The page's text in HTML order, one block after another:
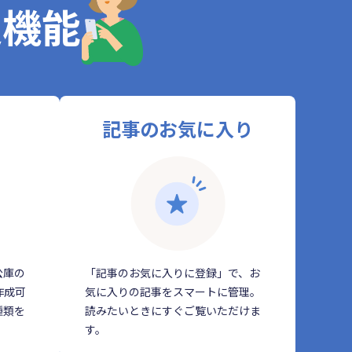
能
の
成可
を
記事のお気に入り
「記事のお気に入りに登録」で、お
気に入りの記事をスマートに管理。
読みたいときにすぐご覧いただけま
す。